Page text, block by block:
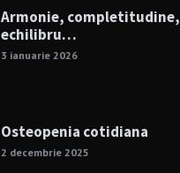
Armonie, completitudine,
echilibru…
3 ianuarie 2026
Osteopenia cotidiana
2 decembrie 2025